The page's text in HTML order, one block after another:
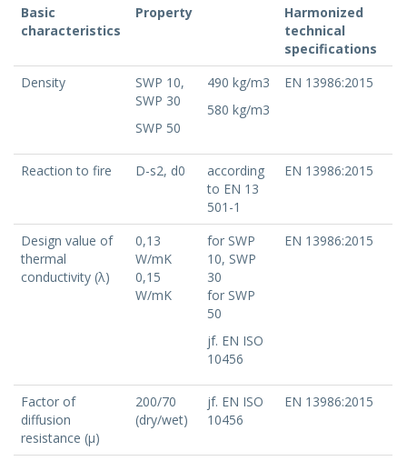
Basic
characteristics
Property
Harmonized
technical
specifications
Density
SWP 10,
SWP 30
SWP 50
490 kg/m3
580 kg/m3
EN 13986:2015
Reaction to fire D-s2, d0
according
to EN 13
501-1
EN 13986:2015
Design value of
thermal
conductivity (λ)
0,13
W/mK
0,15
W/mK
for SWP
10, SWP
30
for SWP
50
jf. EN ISO
10456
EN 13986:2015
Factor of
diffusion
resistance (μ)
200/70
(dry/wet)
jf. EN ISO
10456
EN 13986:2015